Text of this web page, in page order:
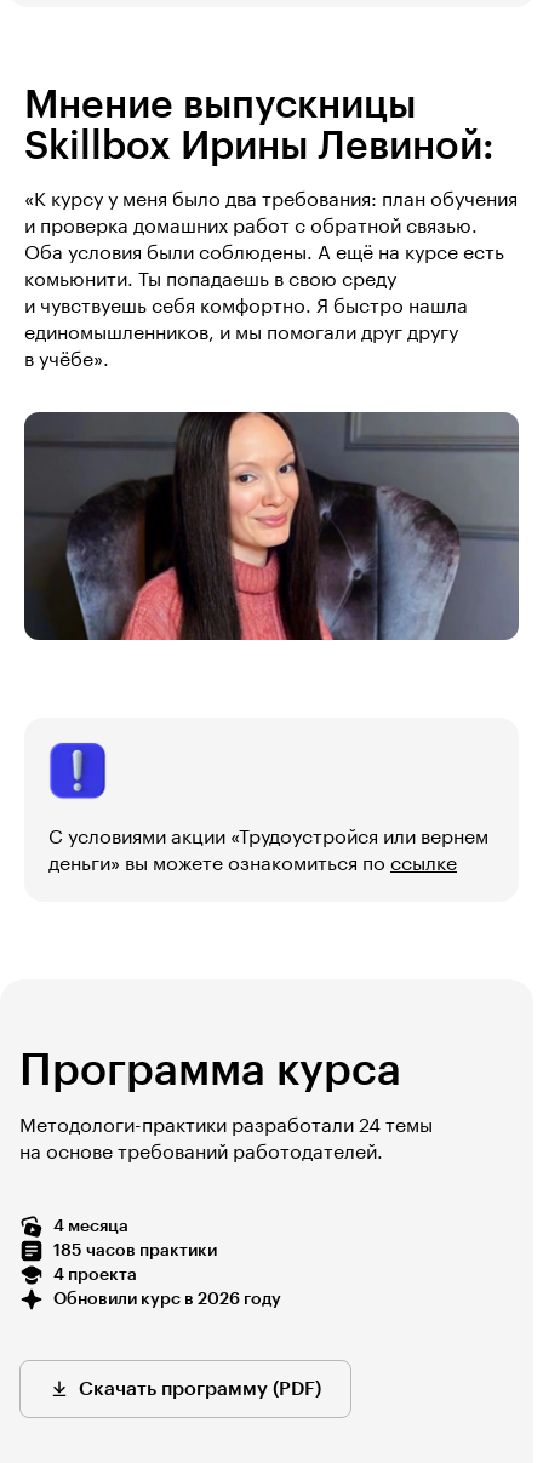
Мнение выпускницы
Skillbox Ирины Левиной:
«К курсу у меня было два требования: план обучения
и проверка домашних работ с обратной связью.
Оба условия были соблюдены. А ещё на курсе есть
комьюнити. Ты попадаешь в свою среду
и чувствуешь себя комфортно. Я быстро нашла
единомышленников, и мы помогали друг другу
в учёбе».
С условиями акции «Трудоустройся или вернем
деньги» вы можете ознакомиться по ссылке
Программа курса
Методологи-практики разработали 24 темы
на основе требований работодателей.
4 месяца
185 часов практики
4 проекта
Обновили курс в 2026 году
Скачать программу (PDF)